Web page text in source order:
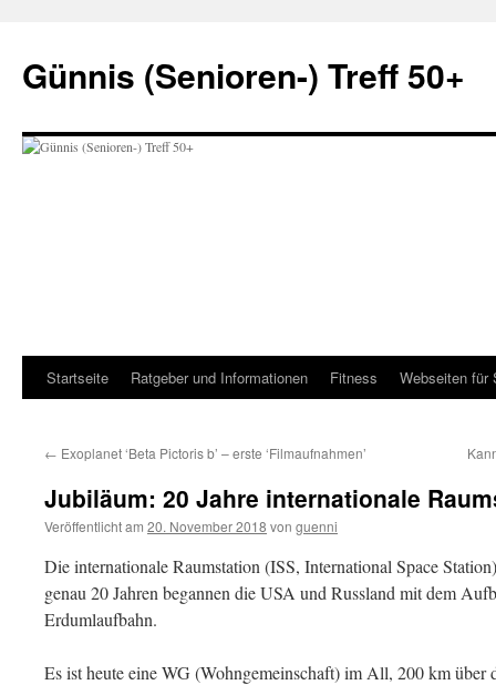
springen
Günnis (Senioren-) Treff 50+
Startseite Ratgeber und Informationen Fitness Webseiten für
← Exoplanet ‘Beta Pictoris b’ – erste ‘Filmaufnahmen’
Jubiläum: 20 Jahre internationale
Veröffentlicht am 20. November 2018 von guenni
Die internationale Raumstation (ISS, International Space
genau 20 Jahren begannen die USA und Russland mit dem
Erdumlaufbahn.
Es ist heute eine WG (Wohngemeinschaft) im All, 200 km über